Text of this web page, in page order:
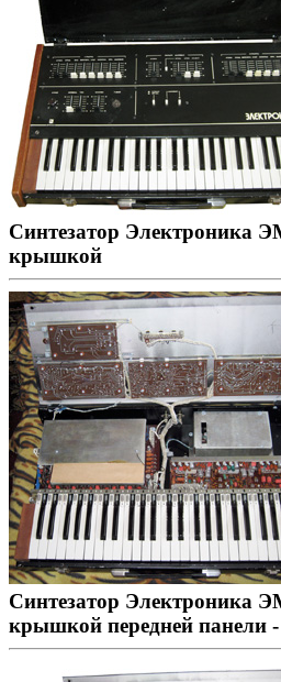
Синтезатор Электроника
крышкой
Синтезатор Электроника
крышкой передней панели -